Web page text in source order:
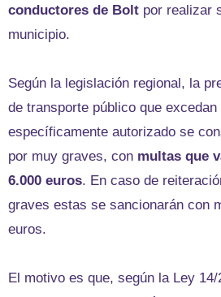
conductores de Bolt por realizar
municipio.
Según la legislación regional, la
de transporte público que
específicamente autorizado se
por muy graves, con multas que
6.000 euros. En caso de
graves estas se sancionarán con
euros.
El motivo es que, según la Ley